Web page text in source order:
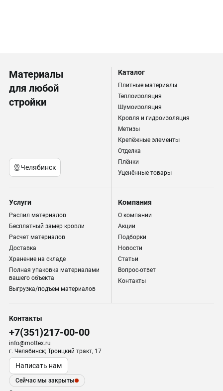
Материалы
для любой
стройки
Челябинск
Каталог
Плитные материалы
Теплоизоляция
Шумоизоляция
Кровля и гидроизоляция
Метизы
Крепёжные элементы
Отделка
Плёнки
Уценённые товары
Услуги
Распил материалов
Бесплатный замер кровли
Расчет материалов
Доставка
Хранение на складе
Полная упаковка материалами
вашего объекта
Выгрузка/подъем материалов
Компания
О компании
Акции
Подборки
Новости
Статьи
Вопрос-ответ
Контакты
Контакты
+7(351)217-00-00
info@mottex.ru
г. Челябинск; Троицкий тракт, 17
Написать нам
Сейчас мы закрыты